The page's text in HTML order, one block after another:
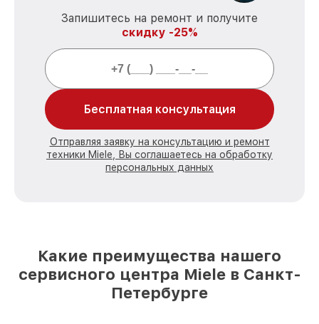
Запишитесь на ремонт и получите
скидку -25%
Бесплатная консультация
Отправляя заявку на консультацию и ремонт
техники Miele, Вы соглашаетесь на обработку
персональных данных
Какие преимущества нашего
сервисного центра Miele в Санкт-
Петербурге